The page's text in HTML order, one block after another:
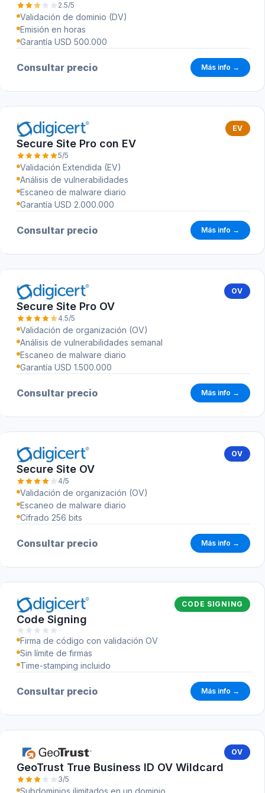
OV
GeoTrust True Business ID OV Wildcard
3/5
Subdominios ilimitados en un dominio
EV
Secure Site Pro con EV
5/5
Validación Extendida (EV)
Análisis de vulnerabilidades
Escaneo de malware diario
Garantía USD 2.000.000
Consultar precio Más info →
OV
Secure Site Pro OV
4.5/5
Validación de organización (OV)
Análisis de vulnerabilidades semanal
Escaneo de malware diario
Garantía USD 1.500.000
Consultar precio Más info →
OV
Secure Site OV
4/5
Validación de organización (OV)
Escaneo de malware diario
Cifrado 256 bits
Consultar precio Más info →
CODE SIGNING
Code Signing
Firma de código con validación OV
Sin límite de firmas
Time-stamping incluido
Consultar precio Más info →
2.5/5
Validación de dominio (DV)
Emisión en horas
Garantía USD 500.000
Consultar precio Más info →